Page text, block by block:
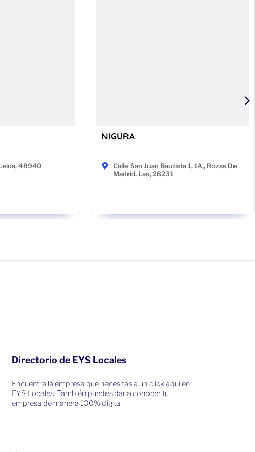
48940
NIGURA
Calle San Juan Bautista 1, 1A,, Rozas De
Madrid, Las, 28231
Directorio de EYS Locales
Encuentra la empresa que necesitas a un click aquí en
EYS Locales. También puedes dar a conocer tu
empresa de manera 100% digital